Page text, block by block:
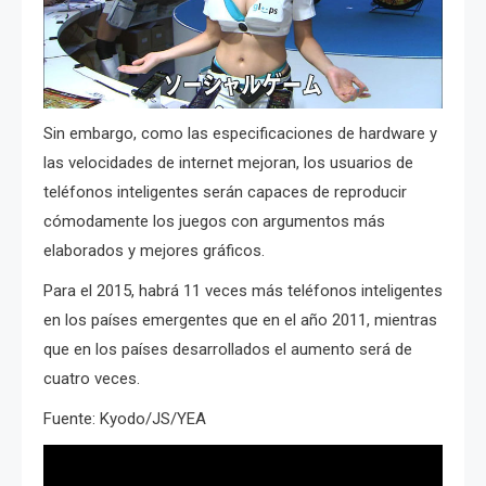
Sin embargo, como las especificaciones de hardware y
las velocidades de internet mejoran, los usuarios de
teléfonos inteligentes serán capaces de reproducir
cómodamente los juegos con argumentos más
elaborados y mejores gráficos.
Para el 2015, habrá 11 veces más teléfonos inteligentes
en los países emergentes que en el año 2011, mientras
que en los países desarrollados el aumento será de
cuatro veces.
Fuente: Kyodo/JS/YEA